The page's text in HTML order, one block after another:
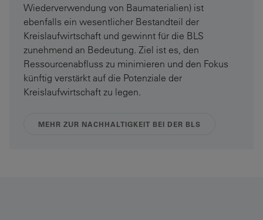
Wiederverwendung von Baumaterialien) ist
ebenfalls ein wesentlicher Bestandteil der
Kreislaufwirtschaft und gewinnt für die BLS
zunehmend an Bedeutung. Ziel ist es, den
Ressourcenabfluss zu minimieren und den Fokus
künftig verstärkt auf die Potenziale der
Kreislaufwirtschaft zu legen.
MEHR ZUR NACHHALTIGKEIT BEI DER BLS